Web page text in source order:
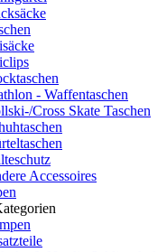
- Waffentaschen
Cross Skate Taschen
Accessoires